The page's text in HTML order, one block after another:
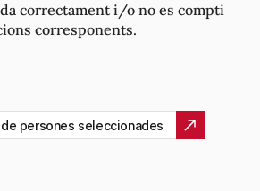
correctament i/o no es compti
corresponents.
persones seleccionades